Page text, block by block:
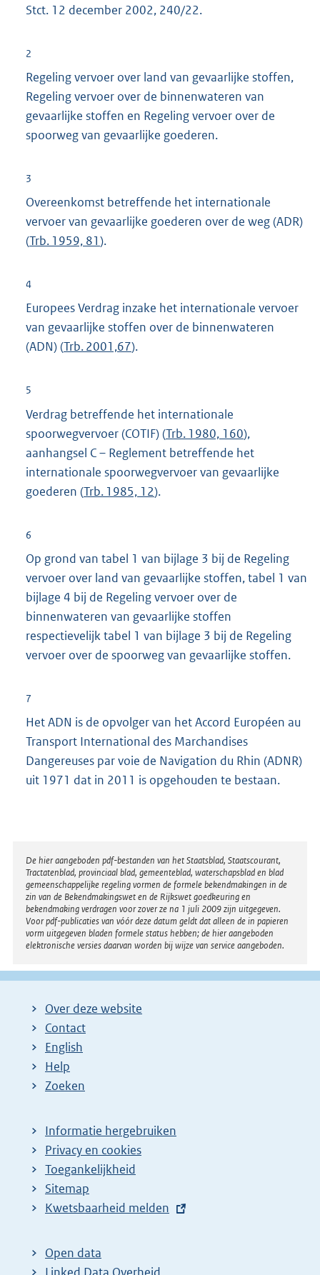
Stct. 12 december 2002, 240/22.
2
Regeling vervoer over land van gevaarlijke stoffen,
Regeling vervoer over de binnenwateren van
gevaarlijke stoffen en Regeling vervoer over de
spoorweg van gevaarlijke goederen.
3
Overeenkomst betreffende het internationale
vervoer van gevaarlijke goederen over de weg (ADR)
(Trb. 1959, 81).
4
Europees Verdrag inzake het internationale vervoer
van gevaarlijke stoffen over de binnenwateren
(ADN) (Trb. 2001,67).
5
Verdrag betreffende het internationale
spoorwegvervoer (COTIF) (Trb. 1980, 160),
aanhangsel C – Reglement betreffende het
internationale spoorwegvervoer van gevaarlijke
goederen (Trb. 1985, 12).
6
Op grond van tabel 1 van bijlage 3 bij de Regeling
vervoer over land van gevaarlijke stoffen, tabel 1 van
bijlage 4 bij de Regeling vervoer over de
binnenwateren van gevaarlijke stoffen
respectievelijk tabel 1 van bijlage 3 bij de Regeling
vervoer over de spoorweg van gevaarlijke stoffen.
7
Het ADN is de opvolger van het Accord Européen au
Transport International des Marchandises
Dangereuses par voie de Navigation du Rhin (ADNR)
uit 1971 dat in 2011 is opgehouden te bestaan.
Disclaimer
De hier aangeboden pdf-bestanden van het Staatsblad, Staatscourant,
Tractatenblad, provinciaal blad, gemeenteblad, waterschapsblad en blad
gemeenschappelijke regeling vormen de formele bekendmakingen in de
zin van de Bekendmakingswet en de Rijkswet goedkeuring en
bekendmaking verdragen voor zover ze na 1 juli 2009 zijn uitgegeven.
Voor pdf-publicaties van vóór deze datum geldt dat alleen de in papieren
vorm uitgegeven bladen formele status hebben; de hier aangeboden
elektronische versies daarvan worden bij wijze van service aangeboden.
Over deze website
Contact
English
Help
Zoeken
Informatie hergebruiken
Privacy en cookies
Toegankelijkheid
Sitemap
E
t
e
Kwetsbaarheid melden
Open data